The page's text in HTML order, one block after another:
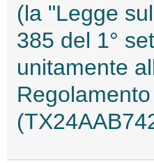
(la "Legge
385 del 1°
unitamente